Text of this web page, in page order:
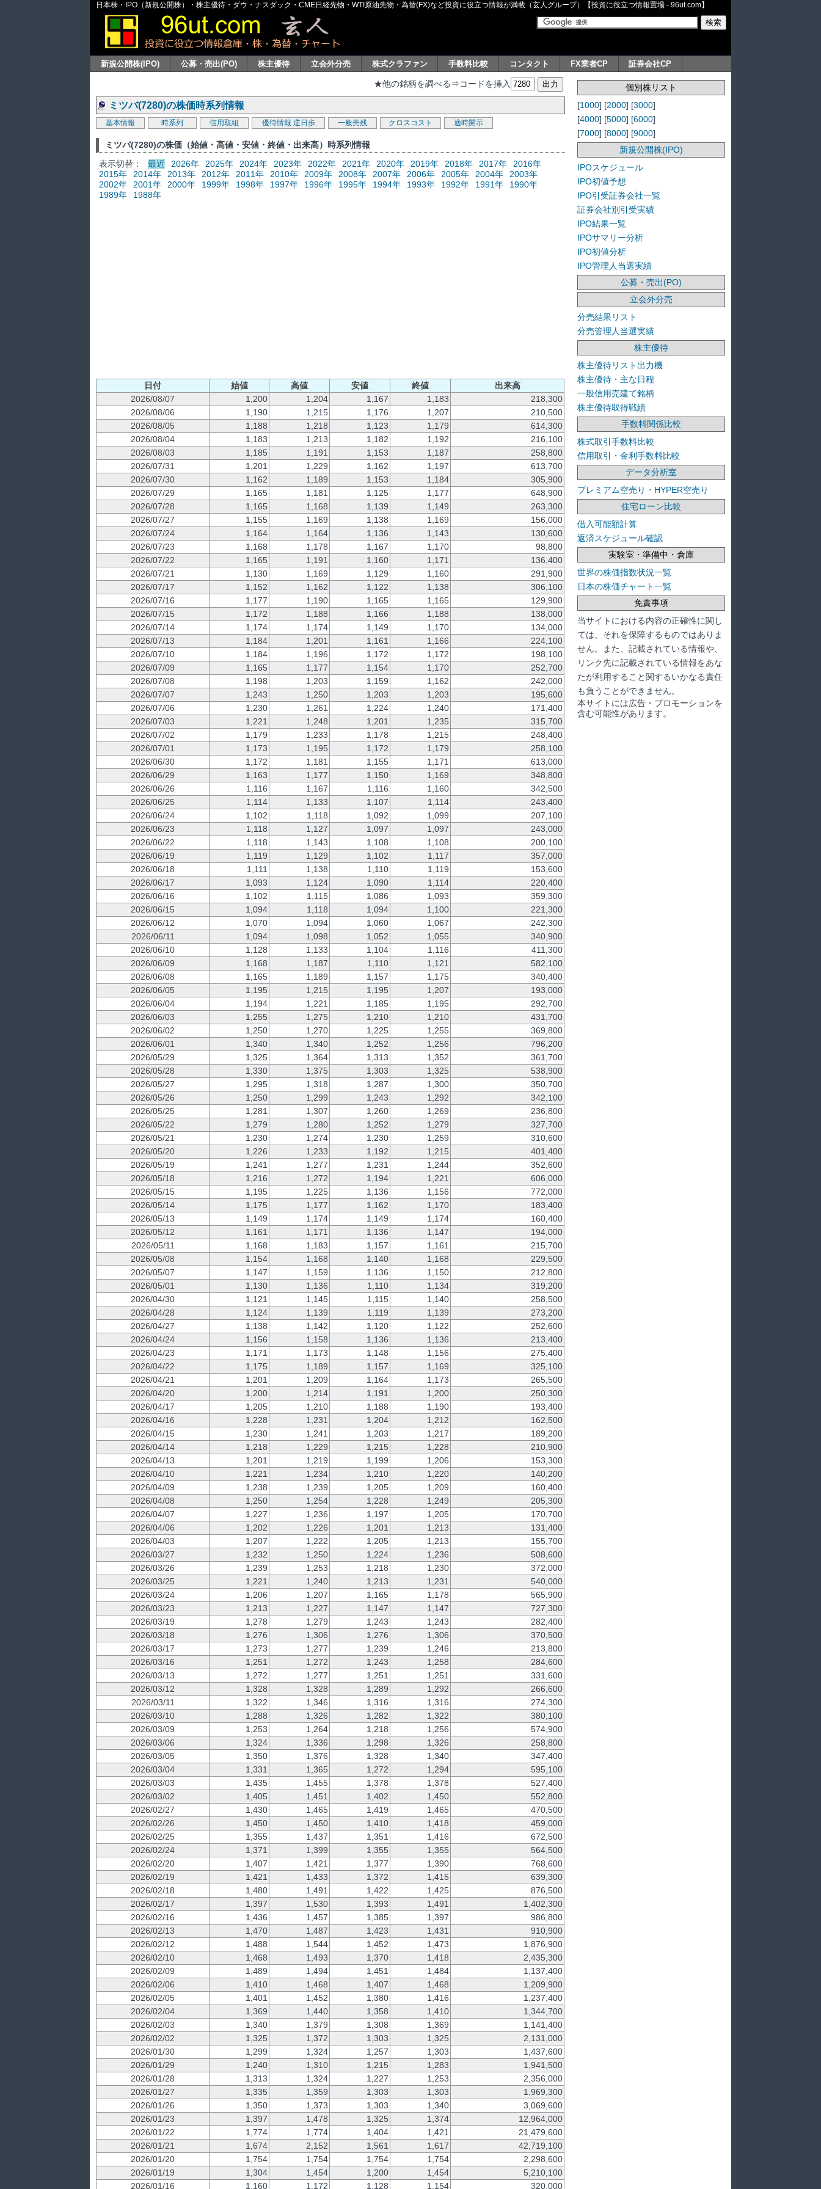
日本株・IPO（新規公開株）・株主優待・ダウ・ナスダック・CME日経先物・WTI原油先物・為替(FX)など投資に役立つ情報が満載（玄人グループ）【投資に役立つ情報置場 - 96ut.com】
新規公開株(IPO) 公募・売出(PO) 株主優待 立会外分売 株式クラファン 手数料比較 コンタクト FX業者CP 証券会社CP
★他の銘柄を調べる⇒コードを挿入
ミツバ(7280)の株価時系列情報
基本情報 時系列 信用取組 優待情報 逆日歩 一般売残 クロスコスト 適時開示
ミツバ(7280)の株価（始値・高値・安値・終値・出来高）時系列情報
表示切替：
最近 2026年 2025年 2024年 2023年 2022年 2021年 2020年 2019年 2018年 2017年
2016年
2015年
2014年 2013年 2012年 2011年 2010年 2009年 2008年 2007年 2006年 2005年 2004年
2003年
2002年
2001年 2000年 1999年 1998年 1997年 1996年 1995年 1994年 1993年 1992年 1991年
1990年
1989年
1988年
日付 始値 高値 安値 終値
出来高
2026/08/07
1,200 1,204 1,167 1,183
218,300
2026/08/06
1,190 1,215 1,176 1,207
210,500
2026/08/05
1,188 1,218 1,123 1,179
614,300
2026/08/04
1,183 1,213 1,182 1,192
216,100
2026/08/03
1,185 1,191 1,153 1,187
258,800
2026/07/31
1,201 1,229 1,162 1,197
613,700
2026/07/30
1,162 1,189 1,153 1,184
305,900
2026/07/29
1,165 1,181 1,125 1,177
648,900
2026/07/28
1,165 1,168 1,139 1,149
263,300
2026/07/27
1,155 1,169 1,138 1,169
156,000
2026/07/24
1,164 1,164 1,136 1,143
130,600
2026/07/23
1,168 1,178 1,167 1,170
98,800
2026/07/22
1,165 1,191 1,160 1,171
136,400
2026/07/21
1,130 1,169 1,129 1,160
291,900
2026/07/17
1,152 1,162 1,122 1,138
306,100
2026/07/16
1,177 1,190 1,165 1,165
129,900
2026/07/15
1,172 1,188 1,166 1,188
138,000
2026/07/14
1,174 1,174 1,149 1,170
134,000
2026/07/13
1,184 1,201 1,161 1,166
224,100
2026/07/10
1,184 1,196 1,172 1,172
198,100
2026/07/09
1,165 1,177 1,154 1,170
252,700
2026/07/08
1,198 1,203 1,159 1,162
242,000
2026/07/07
1,243 1,250 1,203 1,203
195,600
2026/07/06
1,230 1,261 1,224 1,240
171,400
2026/07/03
1,221 1,248 1,201 1,235
315,700
2026/07/02
1,179 1,233 1,178 1,215
248,400
2026/07/01
1,173 1,195 1,172 1,179
258,100
2026/06/30
1,172 1,181 1,155 1,171
613,000
2026/06/29
1,163 1,177 1,150 1,169
348,800
2026/06/26
1,116 1,167 1,116 1,160
342,500
2026/06/25
1,114 1,133 1,107 1,114
243,400
2026/06/24
1,102 1,118 1,092 1,099
207,100
2026/06/23
1,118 1,127 1,097 1,097
243,000
2026/06/22
1,118 1,143 1,108 1,108
200,100
2026/06/19
1,119 1,129 1,102 1,117
357,000
2026/06/18
1,111 1,138 1,110 1,119
153,600
2026/06/17
1,093 1,124 1,090 1,114
220,400
2026/06/16
1,102 1,115 1,086 1,093
359,300
2026/06/15
1,094 1,118 1,094 1,100
221,300
2026/06/12
1,070 1,094 1,060 1,067
242,300
2026/06/11
1,094 1,098 1,052 1,055
340,900
2026/06/10
1,128 1,133 1,104 1,116
411,300
2026/06/09
1,168 1,187 1,110 1,121
582,100
2026/06/08
1,165 1,189 1,157 1,175
340,400
2026/06/05
1,195 1,215 1,195 1,207
193,000
2026/06/04
1,194 1,221 1,185 1,195
292,700
2026/06/03
1,255 1,275 1,210 1,210
431,700
2026/06/02
1,250 1,270 1,225 1,255
369,800
2026/06/01
1,340 1,340 1,252 1,256
796,200
2026/05/29
1,325 1,364 1,313 1,352
361,700
2026/05/28
1,330 1,375 1,303 1,325
538,900
2026/05/27
1,295 1,318 1,287 1,300
350,700
2026/05/26
1,250 1,299 1,243 1,292
342,100
2026/05/25
1,281 1,307 1,260 1,269
236,800
2026/05/22
1,279 1,280 1,252 1,279
327,700
2026/05/21
1,230 1,274 1,230 1,259
310,600
2026/05/20
1,226 1,233 1,192 1,215
401,400
2026/05/19
1,241 1,277 1,231 1,244
352,600
2026/05/18
1,216 1,272 1,194 1,221
606,000
2026/05/15
1,195 1,225 1,136 1,156
772,000
2026/05/14
1,175 1,177 1,162 1,170
183,400
2026/05/13
1,149 1,174 1,149 1,174
160,400
2026/05/12
1,161 1,171 1,136 1,147
194,000
2026/05/11
1,168 1,183 1,157 1,161
215,700
2026/05/08
1,154 1,168 1,140 1,168
229,500
2026/05/07
1,147 1,159 1,136 1,150
212,800
2026/05/01
1,130 1,136 1,110 1,134
319,200
2026/04/30
1,121 1,145 1,115 1,140
258,500
2026/04/28
1,124 1,139 1,119 1,139
273,200
2026/04/27
1,138 1,142 1,120 1,122
252,600
2026/04/24
1,156 1,158 1,136 1,136
213,400
2026/04/23
1,171 1,173 1,148 1,156
275,400
2026/04/22
1,175 1,189 1,157 1,169
325,100
2026/04/21
1,201 1,209 1,164 1,173
265,500
2026/04/20
1,200 1,214 1,191 1,200
250,300
2026/04/17
1,205 1,210 1,188 1,190
193,400
2026/04/16
1,228 1,231 1,204 1,212
162,500
2026/04/15
1,230 1,241 1,203 1,217
189,200
2026/04/14
1,218 1,229 1,215 1,228
210,900
2026/04/13
1,201 1,219 1,199 1,206
153,300
2026/04/10
1,221 1,234 1,210 1,220
140,200
2026/04/09
1,238 1,239 1,205 1,209
160,400
2026/04/08
1,250 1,254 1,228 1,249
205,300
2026/04/07
1,227 1,236 1,197 1,205
170,700
2026/04/06
1,202 1,226 1,201 1,213
131,400
2026/04/03
1,207 1,222 1,205 1,213
155,700
2026/03/27
1,232 1,250 1,224 1,236
508,600
2026/03/26
1,239 1,253 1,218 1,230
372,000
2026/03/25
1,221 1,240 1,213 1,231
540,000
2026/03/24
1,206 1,207 1,165 1,178
565,900
2026/03/23
1,213 1,227 1,147 1,147
727,300
2026/03/19
1,278 1,279 1,243 1,243
282,400
2026/03/18
1,276 1,306 1,276 1,306
370,500
2026/03/17
1,273 1,277 1,239 1,246
213,800
2026/03/16
1,251 1,272 1,243 1,258
284,600
2026/03/13
1,272 1,277 1,251 1,251
331,600
2026/03/12
1,328 1,328 1,289 1,292
266,600
2026/03/11
1,322 1,346 1,316 1,316
274,300
2026/03/10
1,288 1,326 1,282 1,322
380,100
2026/03/09
1,253 1,264 1,218 1,256
574,900
2026/03/06
1,324 1,336 1,298 1,326
258,800
2026/03/05
1,350 1,376 1,328 1,340
347,400
2026/03/04
1,331 1,365 1,272 1,294
595,100
2026/03/03
1,435 1,455 1,378 1,378
527,400
2026/03/02
1,405 1,451 1,402 1,450
552,800
2026/02/27
1,430 1,465 1,419 1,465
470,500
2026/02/26
1,450 1,450 1,410 1,418
459,000
2026/02/25
1,355 1,437 1,351 1,416
672,500
2026/02/24
1,371 1,399 1,355 1,355
564,500
2026/02/20
1,407 1,421 1,377 1,390
768,600
2026/02/19
1,421 1,433 1,372 1,415
639,300
2026/02/18
1,480 1,491 1,422 1,425
876,500
2026/02/17
1,397 1,530 1,393 1,491
1,402,300
2026/02/16
1,436 1,457 1,385 1,397
986,800
2026/02/13
1,470 1,487 1,423 1,431
910,900
2026/02/12
1,488 1,544 1,452 1,473
1,876,900
2026/02/10
1,468 1,493 1,370 1,418
2,435,300
2026/02/09
1,489 1,494 1,451 1,484
1,137,400
2026/02/06
1,410 1,468 1,407 1,468
1,209,900
2026/02/05
1,401 1,452 1,380 1,416
1,237,400
2026/02/04
1,369 1,440 1,358 1,410
1,344,700
2026/02/03
1,340 1,379 1,308 1,369
1,141,400
2026/02/02
1,325 1,372 1,303 1,325
2,131,000
2026/01/30
1,299 1,324 1,257 1,303
1,437,600
2026/01/29
1,240 1,310 1,215 1,283
1,941,500
2026/01/28
1,313 1,324 1,227 1,253
2,356,000
2026/01/27
1,335 1,359 1,303 1,303
1,969,300
2026/01/26
1,350 1,373 1,303 1,340
3,069,600
2026/01/23
1,397 1,478 1,325 1,374
12,964,000
2026/01/22
1,774 1,774 1,404 1,421
21,479,600
2026/01/21
1,674 2,152 1,561 1,617
42,719,100
2026/01/20
1,754 1,754 1,754 1,754
2,298,600
2026/01/19
1,304 1,454 1,200 1,454
5,210,100
2026/01/16
1,160 1,172 1,128 1,154 320,000
個別株リスト
[1000] [2000] [3000]
[4000] [5000] [6000]
[7000] [8000] [9000]
新規公開株(IPO)
IPOスケジュール
IPO初値予想
IPO引受証券会社一覧
証券会社別引受実績
IPO結果一覧
IPOサマリー分析
IPO初値分析
IPO管理人当選実績
公募・売出(PO)
立会外分売
分売結果リスト
分売管理人当選実績
株主優待
株主優待リスト出力機
株主優待・主な日程
一般信用売建て銘柄
株主優待取得戦績
手数料関係比較
株式取引手数料比較
信用取引・金利手数料比較
データ分析室
プレミアム空売り・HYPER空売り
住宅ローン比較
借入可能額計算
返済スケジュール確認
実験室・準備中・倉庫
世界の株価指数状況一覧
日本の株価チャート一覧
免責事項
当サイトにおける内容の正確性に関し
ては、それを保障するものではありま
せん。また、記載されている情報や、
リンク先に記載されている情報をあな
たが利用すること関するいかなる責任
も負うことができません。
本サイトには広告・プロモーションを
含む可能性があります。